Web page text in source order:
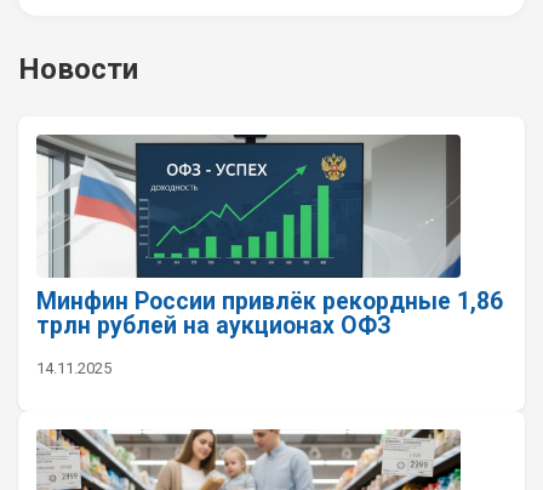
Новости
Минфин России привлёк рекордные 1,86
трлн рублей на аукционах ОФЗ
14.11.2025